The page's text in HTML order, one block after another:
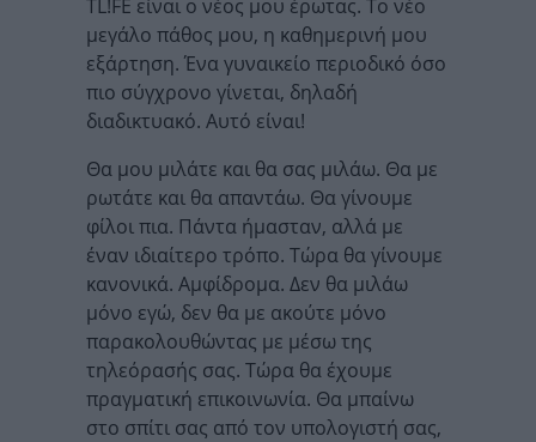
ΤL!FE είναι ο νέος μου έρωτας. Το νέο
μεγάλο πάθος μου, η καθημερινή μου
εξάρτηση. Ένα γυναικείο περιοδικό όσο
πιο σύγχρονο γίνεται, δηλαδή
διαδικτυακό. Αυτό είναι!
Θα μου μιλάτε και θα σας μιλάω. Θα με
ρωτάτε και θα απαντάω. Θα γίνουμε
φίλοι πια. Πάντα ήμασταν, αλλά με
έναν ιδιαίτερο τρόπο. Τώρα θα γίνουμε
κανονικά. Αμφίδρομα. Δεν θα μιλάω
μόνο εγώ, δεν θα με ακούτε μόνο
παρακολουθώντας με μέσω της
τηλεόρασής σας. Τώρα θα έχουμε
πραγματική επικοινωνία. Θα μπαίνω
στο σπίτι σας από τον υπολογιστή σας,